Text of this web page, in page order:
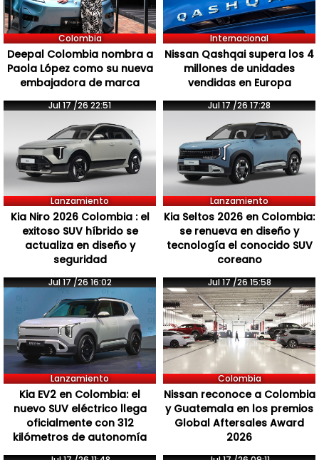
Colombia
Deepal Colombia nombra a
Paola López como su nueva
embajadora de marca
Internacional
Nissan Qashqai supera los 4
millones de unidades
vendidas en Europa
Jul 17 /26 22:51
Lanzamiento
Kia Niro 2026 Colombia : el
exitoso SUV híbrido se
actualiza en diseño y
seguridad
Jul 17 /26 17:28
Lanzamiento
Kia Seltos 2026 en Colombia:
se renueva en diseño y
tecnología el conocido SUV
coreano
Jul 17 /26 16:02
Lanzamiento
Kia EV2 en Colombia: el
nuevo SUV eléctrico llega
oficialmente con 312
kilómetros de autonomía
Jul 17 /26 15:58
Colombia
Nissan reconoce a Colombia
y Guatemala en los premios
Global Aftersales Award
2026